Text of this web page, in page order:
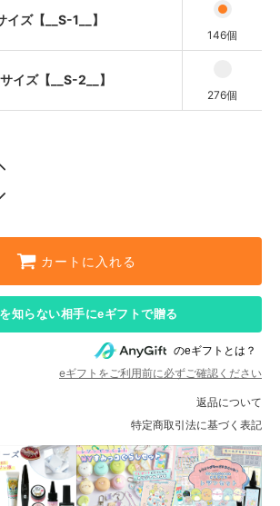
イズ【__S-1__】
146個
イズ【__S-2__】
276個
カートに入れる
知らない相手にeギフトで贈る
のeギフトとは？
eギフトをご利用前に必ずご確認ください
返品について
特定商取引法に基づく表記